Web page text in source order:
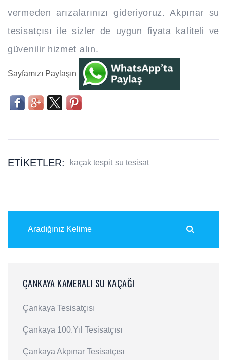
vermeden arızalarınızı gideriyoruz. Akpınar su
tesisatçısı ile sizler de uygun fiyata kaliteli ve
güvenilir hizmet alın.
Sayfamızı Paylaşın
ETIKETLER: kaçak tespit su tesisat
ÇANKAYA KAMERALI SU KAÇAĞI
Çankaya Tesisatçısı
Çankaya 100.Yıl Tesisatçısı
Çankaya Akpınar Tesisatçısı